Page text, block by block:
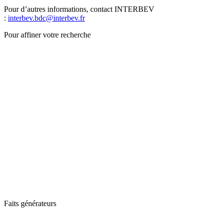
Pour d’autres informations, contact INTERBEV
: interbev.bdc@interbev.fr
Pour affiner votre recherche
Faits générateurs